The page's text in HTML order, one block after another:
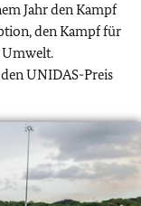
Jahr den Kampf
den Kampf für
Umwelt.
UNIDAS-Preis